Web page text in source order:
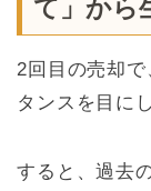
て」から
2回目の売却
タンスを目に
すると、過去